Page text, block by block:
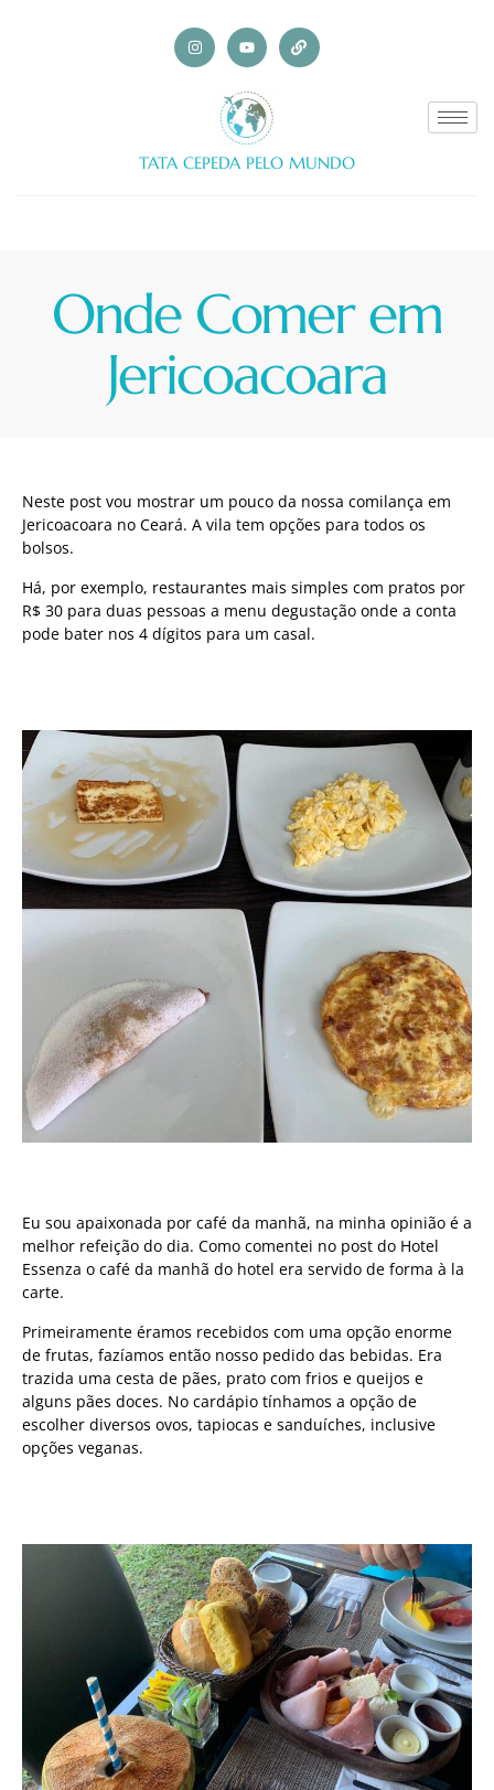
TATA CEPEDA PELO MUNDO
Onde Comer em
Jericoacoara
Neste post vou mostrar um pouco da nossa comilança em
Jericoacoara no Ceará. A vila tem opções para todos os
bolsos.
Há, por exemplo, restaurantes mais simples com pratos por
R$ 30 para duas pessoas a menu degustação onde a conta
pode bater nos 4 dígitos para um casal.
Eu sou apaixonada por café da manhã, na minha opinião é a
melhor refeição do dia. Como comentei no post do Hotel
Essenza o café da manhã do hotel era servido de forma à la
carte.
Primeiramente éramos recebidos com uma opção enorme
de frutas, fazíamos então nosso pedido das bebidas. Era
trazida uma cesta de pães, prato com frios e queijos e
alguns pães doces. No cardápio tínhamos a opção de
escolher diversos ovos, tapiocas e sanduíches, inclusive
opções veganas.